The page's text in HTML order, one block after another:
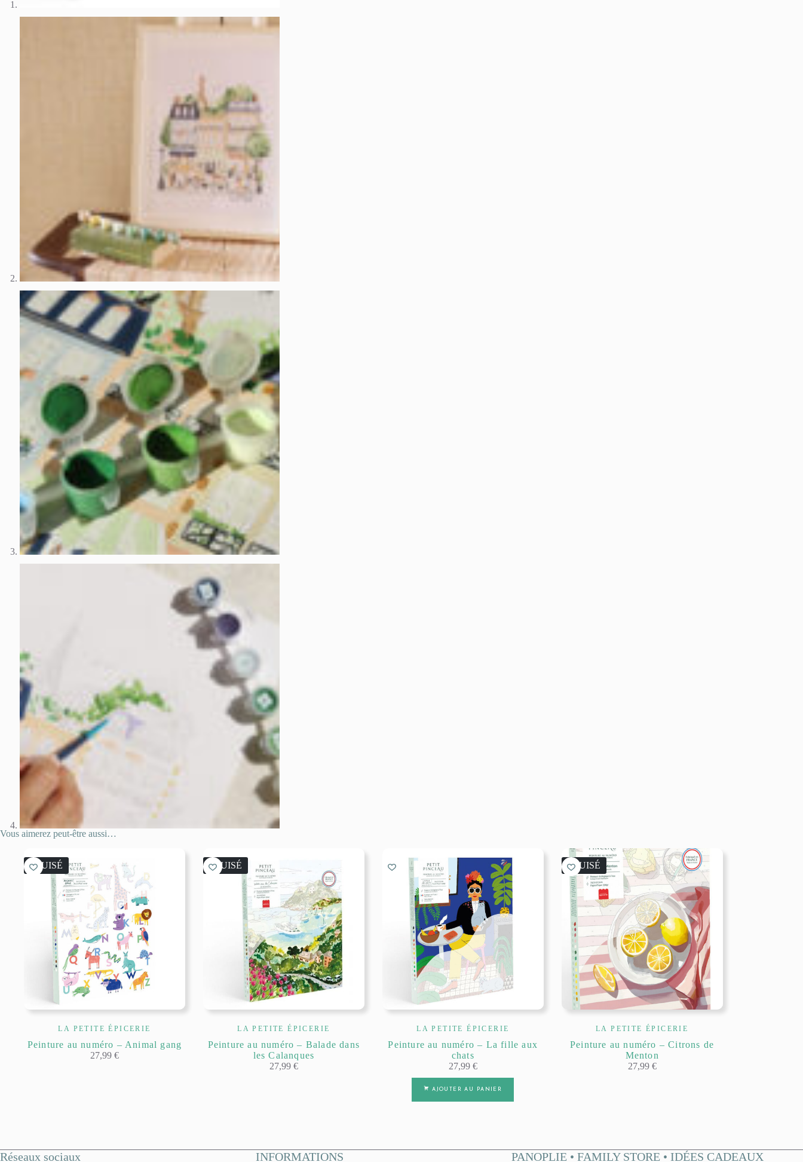
Vous aimerez peut-être aussi…
ÉPUISÉ
LA PETITE ÉPICERIE
Peinture au numéro – Animal gang
27,99 €
ÉPUISÉ
LA PETITE ÉPICERIE
Peinture au numéro – Balade dans
les Calanques
27,99 €
LA PETITE ÉPICERIE
Peinture au numéro – La fille aux
chats
27,99 €
AJOUTER AU PANIER
ÉPUISÉ
LA PETITE ÉPICERIE
Peinture au numéro – Citrons de
Menton
27,99 €
Réseaux sociaux INFORMATIONS PANOPLIE • FAMILY STORE • IDÉES CADEAUX